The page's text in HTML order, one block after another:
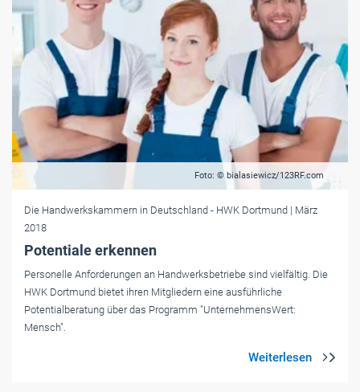
Foto: © bialasiewicz/123RF.com
Die Handwerkskammern in Deutschland - HWK Dortmund | März
2018
Potentiale erkennen
Personelle Anforderungen an Handwerksbetriebe sind vielfältig. Die
HWK Dortmund bietet ihren Mitgliedern eine ausführliche
Potentialberatung über das Programm "UnternehmensWert:
Mensch".